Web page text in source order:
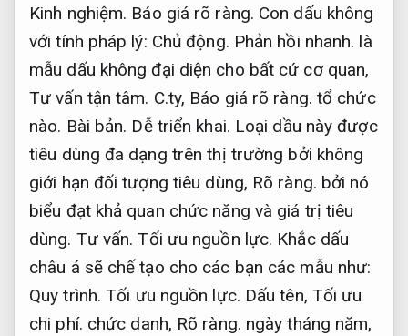
Kinh nghiệm. Báo giá rõ ràng. Con dấu không
với tính pháp lý: Chủ động. Phản hồi nhanh. là
mẫu dấu không đại diện cho bất cứ cơ quan,
Tư vấn tận tâm. C.ty, Báo giá rõ ràng. tổ chức
nào. Bài bản. Dễ triển khai. Loại dầu này được
tiêu dùng đa dạng trên thị trường bởi không
giới hạn đối tượng tiêu dùng, Rõ ràng. bởi nó
biểu đạt khả quan chức năng và giá trị tiêu
dùng. Tư vấn. Tối ưu nguồn lực. Khắc dấu
châu á sẽ chế tạo cho các bạn các mẫu như:
Quy trình. Tối ưu nguồn lực. Dấu tên, Tối ưu
chi phí. chức danh, Rõ ràng. ngày tháng năm,